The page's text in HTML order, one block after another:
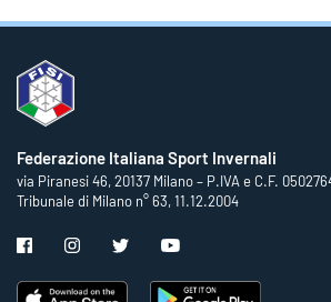
Federazione Italiana Sport Invernali
via Piranesi 46, 20137 Milano – P.IVA e C.F.
Tribunale di Milano n° 63, 11.12.2004